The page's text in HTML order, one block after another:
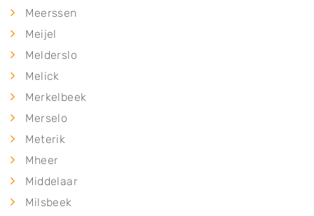
Meerssen
Meijel
Melderslo
Melick
Merkelbeek
Merselo
Meterik
Mheer
Middelaar
Milsbeek